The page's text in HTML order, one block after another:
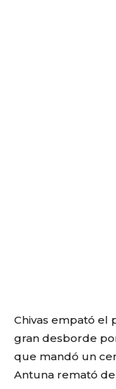
Chivas empató el
gran desborde
que mandó un
Antuna remató de